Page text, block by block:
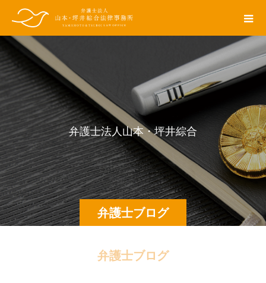
弁護士ブログ
弁護士法人山本・坪井綜合法律
弁護士ブログ